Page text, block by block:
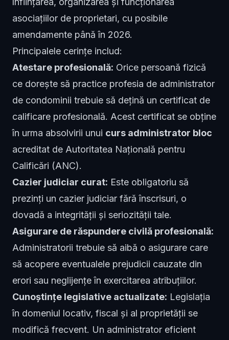
asociațiilor de proprietari, cu posibile
amendamente până în 2026.
Principalele cerințe includ:
Atestare profesională: Orice persoană fizică
ce dorește să practice profesia de administrator
de condominii trebuie să dețină un certificat de
calificare profesională. Acest certificat se obține
în urma absolvirii unui curs administrator bloc
acreditat de Autoritatea Națională pentru
Calificări (ANC).
Cazier judiciar curat: Este obligatoriu să
prezinți un cazier judiciar fără înscrisuri, o
dovadă a integrității și seriozității tale.
Asigurare de răspundere civilă profesională:
Administratorii trebuie să aibă o asigurare care
să acopere eventualele prejudicii cauzate din
erori sau neglijențe în exercitarea atribuțiilor.
Cunoștințe legislative actualizate: Legislația
în domeniul locativ, fiscal și al proprietății se
modifică frecvent. Un administrator eficient